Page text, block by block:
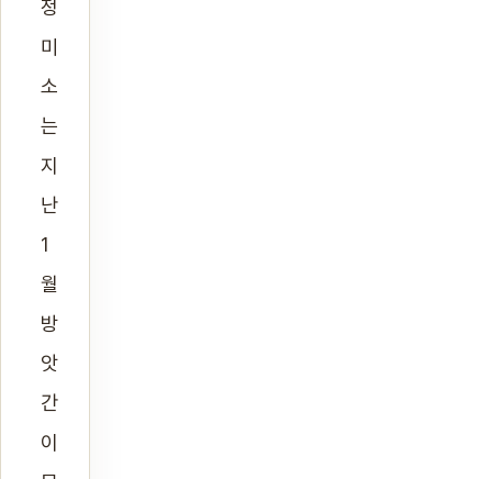
정
미
소
는
지
난
1
월
방
앗
간
이